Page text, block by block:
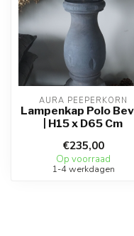
AURA PEEPERKORN
Lampenkap Polo
| H15 x D65 Cm
€235,00
Op voorraad
1-4 werkdagen